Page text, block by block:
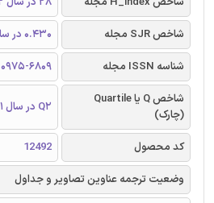
شاخص SJR مجله
0.430 در سال 2021
شناسه ISSN مجله
0975-6809
شاخص Q یا Quartile
(چارک)
Q2 در سال 2021
کد محصول
12492
وضعیت ترجمه عناوین تصاویر و جداول